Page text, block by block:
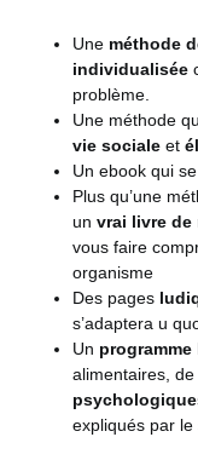
Une méthode
individualisée
problème.
Une méthode
vie sociale et
Un ebook qui
Plus qu’une
un vrai livre de
vous faire
organisme
Des pages
s’adaptera u
Un
alimentaires, de
expliqués par le